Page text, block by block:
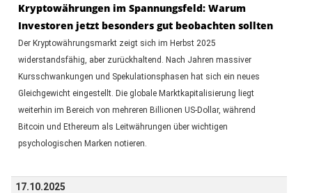
Kryptowährungen im Spannungsfeld: Warum
Investoren jetzt besonders gut beobachten sollten
Der Kryptowährungsmarkt zeigt sich im Herbst 2025
widerstandsfähig, aber zurückhaltend. Nach Jahren massiver
Kursschwankungen und Spekulationsphasen hat sich ein neues
Gleichgewicht eingestellt. Die globale Marktkapitalisierung liegt
weiterhin im Bereich von mehreren Billionen US-Dollar, während
Bitcoin und Ethereum als Leitwährungen über wichtigen
psychologischen Marken notieren.
17.10.2025